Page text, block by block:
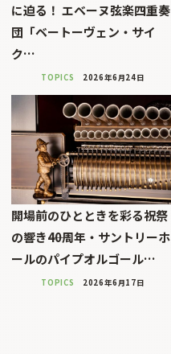
に迫る！ エベーヌ弦楽四重奏
団「ベートーヴェン・サイ
ク…
TOPICS 2026年6月24日
開場前のひとときを彩る祝祭
の響き――40周年・サントリーホ
ールのパイプオルゴール…
TOPICS 2026年6月17日